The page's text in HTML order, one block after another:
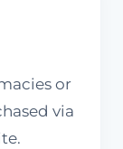
or
via